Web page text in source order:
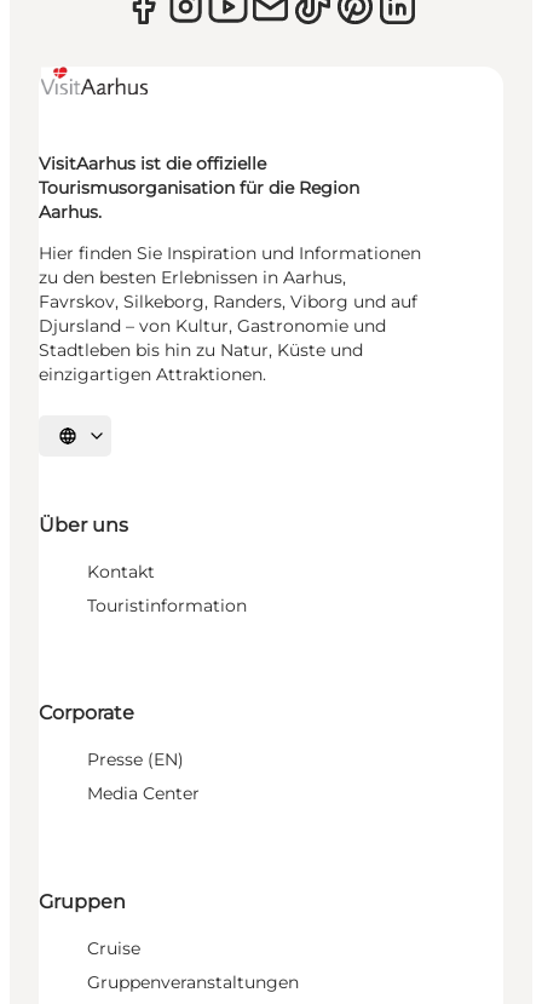
VisitAarhus ist die offizielle
Tourismusorganisation für die Region
Aarhus.
Hier finden Sie Inspiration und Informationen
zu den besten Erlebnissen in Aarhus,
Favrskov, Silkeborg, Randers, Viborg und auf
Djursland – von Kultur, Gastronomie und
Stadtleben bis hin zu Natur, Küste und
einzigartigen Attraktionen.
Sprache auswählen
Über uns
Kontakt
Touristinformation
Corporate
Presse (EN)
Media Center
Gruppen
Cruise
Gruppenveranstaltungen